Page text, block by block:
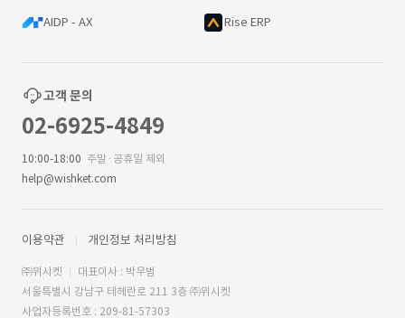
AIDP - AX Rise ERP
고객 문의
02-6925-4849
10:00-18:00 주말·공휴일 제외
help@wishket.com
이용약관 개인정보 처리방침
㈜위시켓
대표이사 : 박우범
서울특별시 강남구 테헤란로 211 3층 ㈜위시켓
사업자등록번호 : 209-81-57303